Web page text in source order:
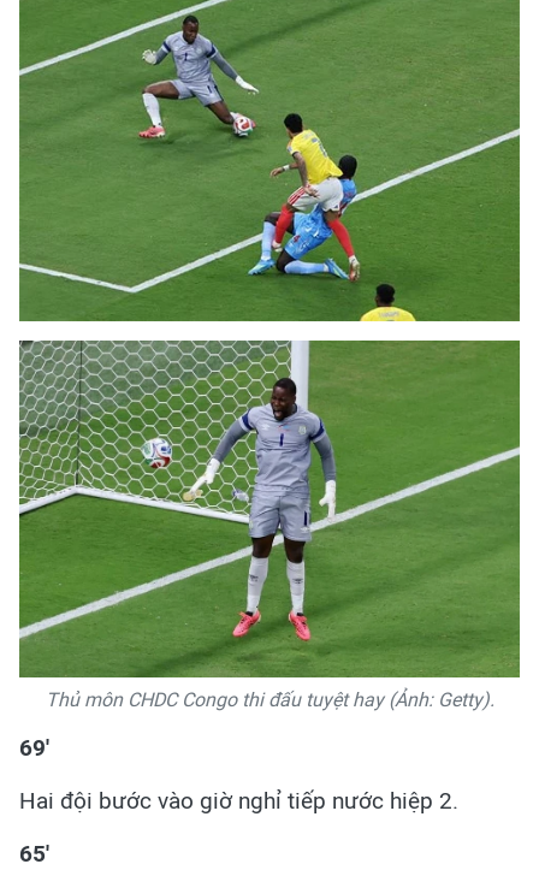
Thủ môn CHDC Congo thi đấu tuyệt hay (Ảnh: Getty).
69'
Hai đội bước vào giờ nghỉ tiếp nước hiệp 2.
65'